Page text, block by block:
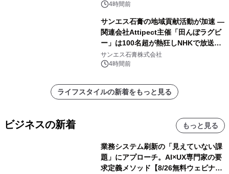
4時間前
サンエス石膏の地域貢献活動が加速 ―
関連会社Attipect主催「田んぼラグビ
ー」は100名超が熱狂しNHKで放送さ
れました。
サンエス石膏株式会社
4時間前
ライフスタイルの新着をもっと見る
ビジネスの新着 もっと見る
業務システム刷新の「見えていない課
題」にアプローチ。AI×UX専門家の要
求定義メソッド【8/26無料ウェビナ